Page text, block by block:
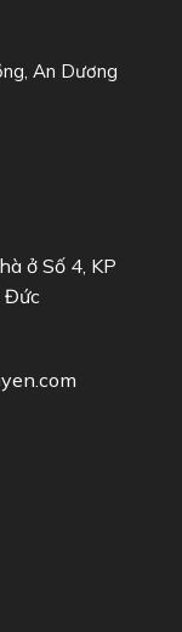
An Dương
ở Số 4, KP
Đức